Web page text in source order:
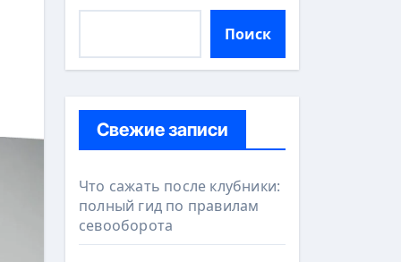
Поиск
Свежие записи
Что сажать после клубники:
полный гид по правилам
севооборота